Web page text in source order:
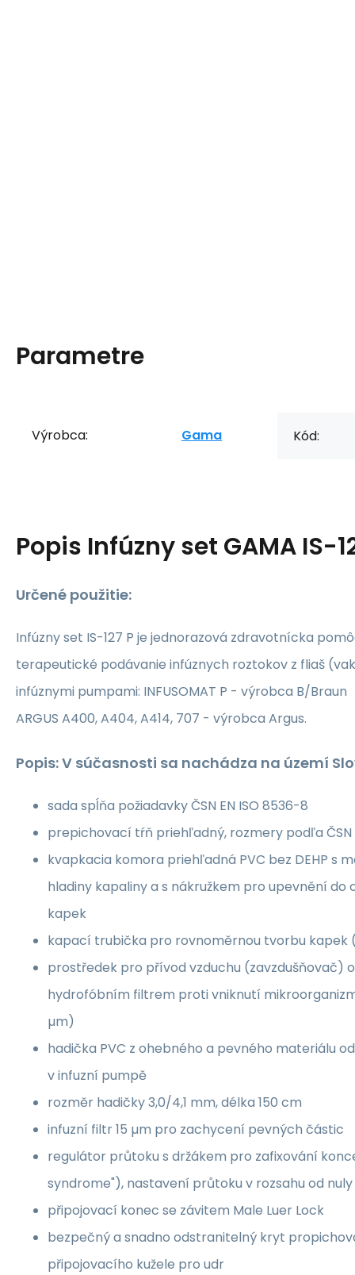
Parametre
Výrobca: Gama Kód:
Popis Infúzny set GAMA IS-
Určené použitie:
Infúzny set IS-127 P je jednorazová zdravotnícka
terapeutické podávanie infúznych roztokov z fliaš
infúznymi pumpami: INFUSOMAT P - výrobca B/Braun
ARGUS A400, A404, A414, 707 - výrobca Argus.
Popis: V súčasnosti sa nachádza na území
sada spĺňa požiadavky ČSN EN ISO 8536-8
prepichovací tŕň priehľadný, rozmery podľa ČSN
kvapkacia komora priehľadná PVC bez DEHP s
hladiny kapaliny a s nákružkem pro upevnění
kapek
kapací trubička pro rovnoměrnou tvorbu kapek
prostředek pro přívod vzduchu (zavzdušňovač)
hydrofóbním filtrem proti vniknutí
µm)
hadička PVC z ohebného a pevného materiálu
v infuzní pumpě
rozměr hadičky 3,0/4,1 mm, délka 150 cm
infuzní filtr 15 µm pro zachycení pevných částic
regulátor průtoku s držákem pro zafixování
syndrome"), nastavení průtoku v rozsahu od
připojovací konec se závitem Male Luer Lock
bezpečný a snadno odstranitelný kryt
připojovacího kužele pro udr